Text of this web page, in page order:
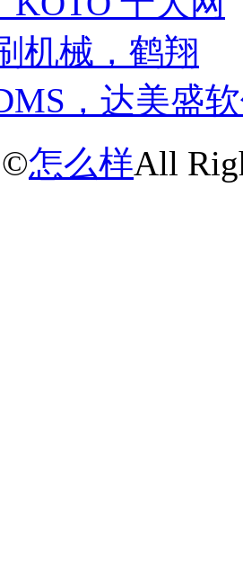
机械，鹤翔
，达美盛
©怎么样All